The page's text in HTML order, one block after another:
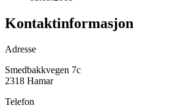
Kontaktinformasjon
Adresse
Smedbakkvegen 7c
2318 Hamar
Telefon